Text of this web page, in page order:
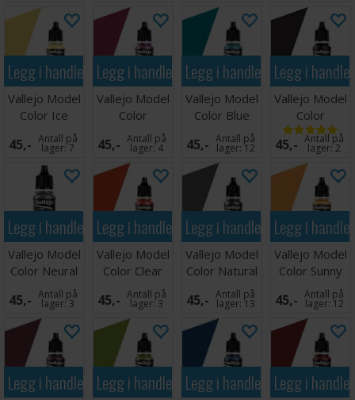
Legg i handlekurven
Vallejo Model
Color Ice
Yellow
45,- Antall på
lager:7
Legg i handlekurven
Vallejo Model
Color
Magenta
45,- Antall på
lager:4
Legg i handlekurven
Vallejo Model
Color Blue
Green
45,- Antall på
lager: 12
Legg i
Vallejo Model
Color
Gunmetal
45,- Antall på
lager:2
Legg i handlekurven
Vallejo Model
Color Neural
Grey 17ml
45,- Antall på
lager:3
Legg i handlekurven
Vallejo Model
Color Clear
Orange 17ml
45,- Antall på
lager:3
Legg i handlekurven
Vallejo Model
Color Natural
Steel 17ml
45,- Antall på
lager: 13
Legg i
Vallejo Model
Color Sunny
Skin Tone
45,- Antall på
lager: 12
Legg i handlekurvenLegg i handlekurvenLegg i handlekurven
Legg i